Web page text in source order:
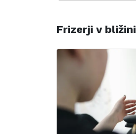
Frizerji v bližini